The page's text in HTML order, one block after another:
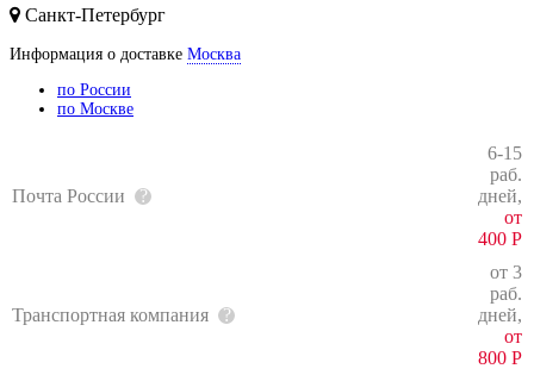
Санкт-Петербург
Информация о доставке Москва
по России
по Москве
Почта России
6-15
раб.
дней,
от
400 Р
Транспортная компания
от 3
раб.
дней,
от
800 Р